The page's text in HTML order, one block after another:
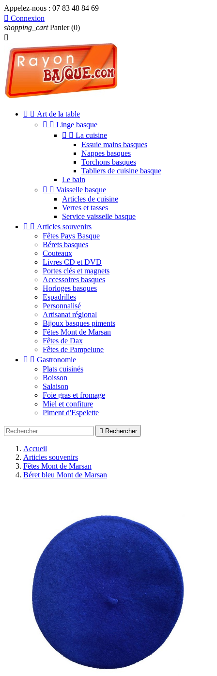
Appelez-nous : 07 83 48 84 69
 Connexion
shopping_cart Panier (0)

  Art de la table
  Linge basque
  La cuisine
Essuie mains basques
Nappes basques
Torchons basques
Tabliers de cuisine basque
Le bain
  Vaisselle basque
Articles de cuisine
Verres et tasses
Service vaisselle basque
  Articles souvenirs
Fêtes Pays Basque
Bérets basques
Couteaux
Livres CD et DVD
Portes clés et magnets
Accessoires basques
Horloges basques
Espadrilles
Personnalisé
Artisanat régional
Bijoux basques piments
Fêtes Mont de Marsan
Fêtes de Dax
Fêtes de Pampelune
  Gastronomie
Plats cuisinés
Boisson
Salaison
Foie gras et fromage
Miel et confiture
Piment d'Espelette
 Rechercher
Accueil
Articles souvenirs
Fêtes Mont de Marsan
Béret bleu Mont de Marsan